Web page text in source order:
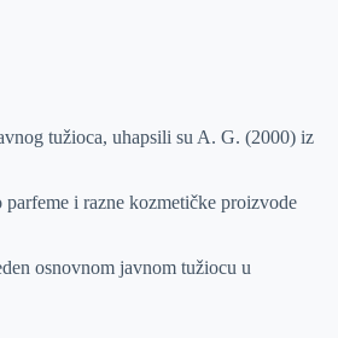
tužioca, uhapsili su A. G. (2000) iz
i razne kozmetičke proizvode
osnovnom javnom tužiocu u